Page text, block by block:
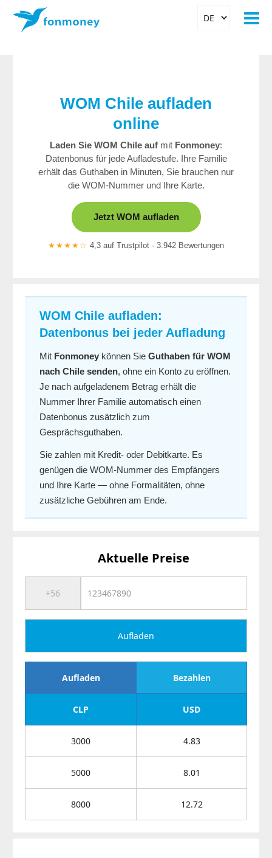
WOM Chile aufladen
online
Laden Sie WOM Chile auf mit Fonmoney:
Datenbonus für jede Aufladestufe. Ihre Familie
erhält das Guthaben in Minuten, Sie brauchen nur
die WOM-Nummer und Ihre Karte.
Jetzt WOM aufladen
★★★★☆ 4,3 auf Trustpilot · 3.942 Bewertungen
WOM Chile aufladen:
Datenbonus bei jeder Aufladung
Mit Fonmoney können Sie Guthaben für WOM
nach Chile senden, ohne ein Konto zu eröffnen.
Je nach aufgeladenem Betrag erhält die
Nummer Ihrer Familie automatisch einen
Datenbonus zusätzlich zum
Gesprächsguthaben.
Sie zahlen mit Kredit- oder Debitkarte. Es
genügen die WOM-Nummer des Empfängers
und Ihre Karte — ohne Formalitäten, ohne
zusätzliche Gebühren am Ende.
Aktuelle Preise
Aufladen
Aufladen Bezahlen
CLP USD
3000 4.83
5000 8.01
8000 12.72